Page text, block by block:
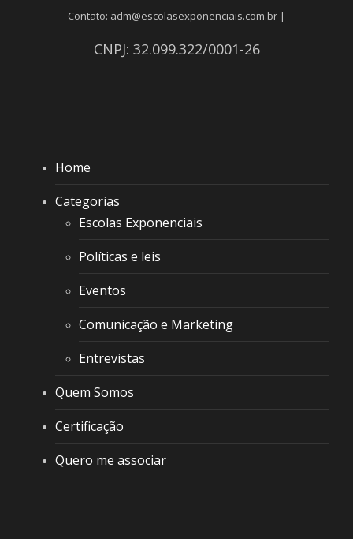
Contato: adm@escolasexponenciais.com.br |
CNPJ: 32.099.322/0001-26
Home
Categorias
Escolas Exponenciais
Políticas e leis
Eventos
Comunicação e Marketing
Entrevistas
Quem Somos
Certificação
Quero me associar